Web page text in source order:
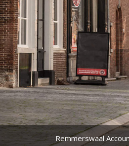
Remmerswaal